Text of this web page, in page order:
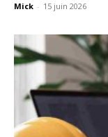
Mick - 15 juin 2026